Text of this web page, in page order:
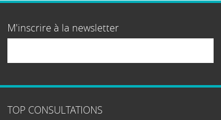
M'inscrire à la newsletter
TOP CONSULTATIONS